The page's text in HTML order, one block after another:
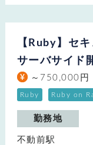
【Ruby】セ
サーバサイド
～750,000円
Ruby Ruby on
勤務地
不動前駅